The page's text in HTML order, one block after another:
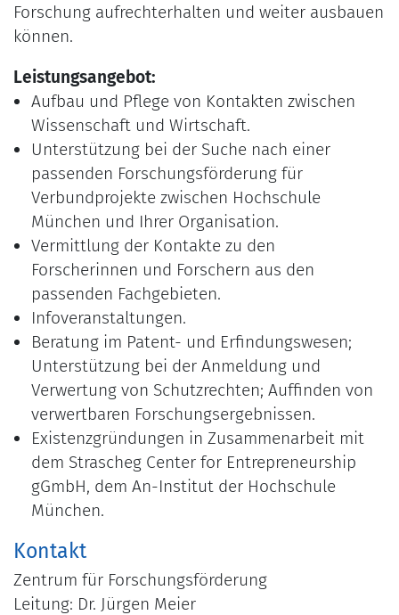
Forschung aufrechterhalten und weiter ausbauen
können.
Leistungsangebot:
Aufbau und Pflege von Kontakten zwischen
Wissenschaft und Wirtschaft.
Unterstützung bei der Suche nach einer
passenden Forschungsförderung für
Verbundprojekte zwischen Hochschule
München und Ihrer Organisation.
Vermittlung der Kontakte zu den
Forscherinnen und Forschern aus den
passenden Fachgebieten.
Infoveranstaltungen.
Beratung im Patent- und Erfindungswesen;
Unterstützung bei der Anmeldung und
Verwertung von Schutzrechten; Auffinden von
verwertbaren Forschungsergebnissen.
Existenzgründungen in Zusammenarbeit mit
dem Strascheg Center for Entrepreneurship
gGmbH, dem An-Institut der Hochschule
München.
Kontakt
Zentrum für Forschungsförderung
Leitung: Dr. Jürgen Meier